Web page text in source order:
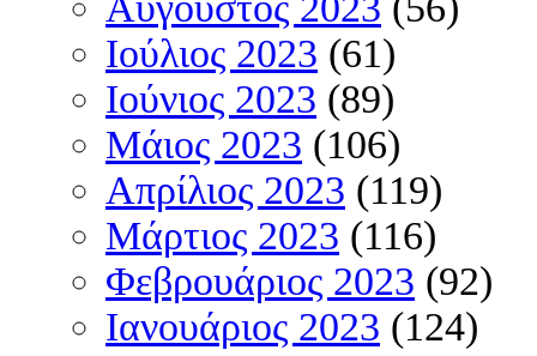
Ιούλιος 2023 (61)
Ιούνιος 2023 (89)
Μάιος 2023 (106)
Απρίλιος 2023 (119)
Μάρτιος 2023 (116)
Φεβρουάριος 2023 (92)
Ιανουάριος 2023 (124)